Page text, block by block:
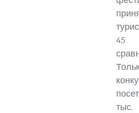
45
тыс.